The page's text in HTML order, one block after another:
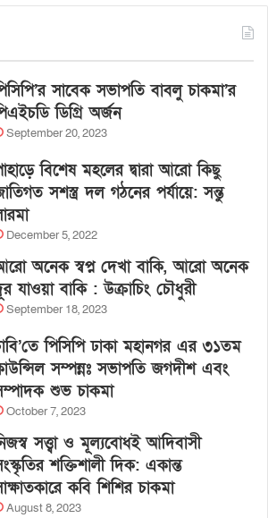
সাবেক সভাপতি বাবলু চাকমা’র
ডিগ্রি অর্জন
September 20, 2023
বিশেষ মহলের দ্বারা আরো কিছু
সশস্ত্র দল গঠনের পর্যায়ে: সন্তু
December 5, 2022
অনেক স্বপ্ন দেখা বাকি, আরো অনেক
যাওয়া বাকি : উক্রাচিং চৌধুরী
September 18, 2023
পিসিপি ঢাকা মহানগর এর ৩১তম
সম্পন্নঃ সভাপতি জগদীশ এবং
শুভ চাকমা
October 7, 2023
সত্ত্বা ও মূল্যবোধই আদিবাসী
শক্তিশালী দিক: একান্ত
কবি শিশির চাকমা
August 8, 2023